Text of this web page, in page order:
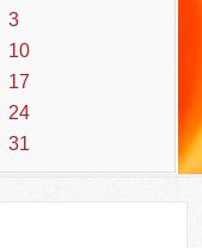
3
10
17
24
31